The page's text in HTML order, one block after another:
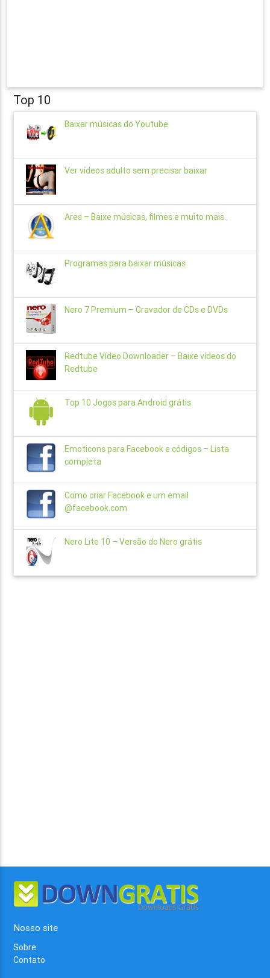
Top 10
Baixar músicas do Youtube
Ver vídeos adulto sem precisar baixar
Ares – Baixe músicas, filmes e muito mais..
Programas para baixar músicas
Nero 7 Premium – Gravador de CDs e DVDs
Redtube Vídeo Downloader – Baixe vídeos do
Redtube
Top 10 Jogos para Android grátis
Emoticons para Facebook e códigos – Lista
completa
Como criar Facebook e um email
@facebook.com
Nero Lite 10 – Versão do Nero grátis
Nosso site
Sobre
Contato